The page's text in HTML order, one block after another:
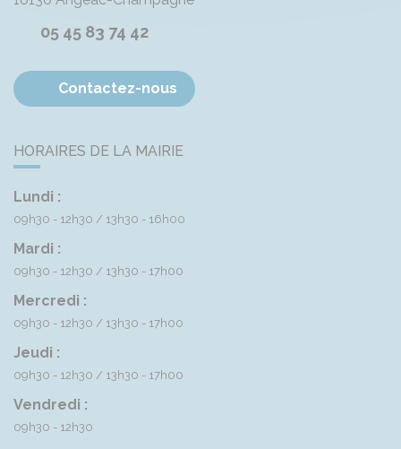
05 45 83 74 42
Contactez-nous
HORAIRES DE LA MAIRIE
Lundi :
09h30 - 12h30 13h30 - 16h00
Mardi :
09h30 - 12h30 13h30 - 17h00
Mercredi :
09h30 - 12h30 13h30 - 17h00
Jeudi :
09h30 - 12h30 13h30 - 17h00
Vendredi :
09h30 - 12h30